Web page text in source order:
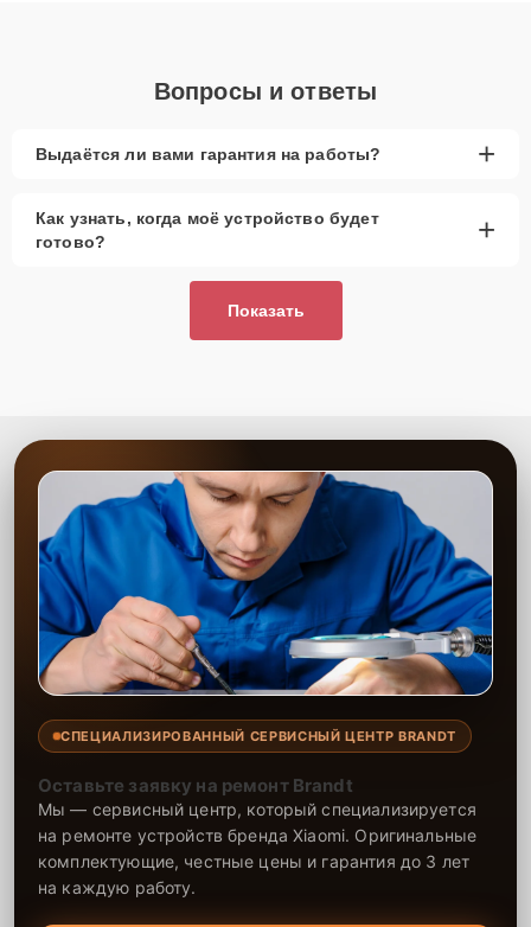
Вопросы и ответы
Выдаётся ли вами гарантия на работы? +
Как узнать, когда моё устройство будет
готово?
+
Показать
СПЕЦИАЛИЗИРОВАННЫЙ СЕРВИСНЫЙ ЦЕНТР BRANDT
Оставьте заявку на ремонт Brandt
Мы — сервисный центр, который специализируется
на ремонте устройств бренда Xiaomi. Оригинальные
комплектующие, честные цены и гарантия до 3 лет
на каждую работу.